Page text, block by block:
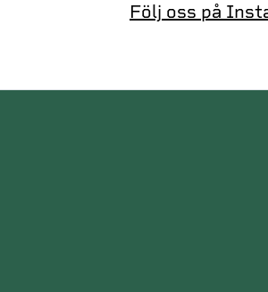
Följ oss på